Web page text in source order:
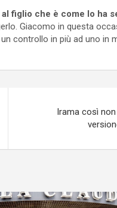
figlio che è come lo ha
Giacomo in questa
controllo in più ad uno in
Irama così